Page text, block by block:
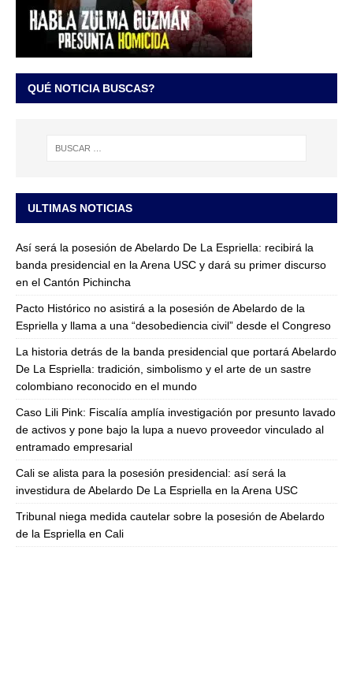
QUÉ NOTICIA BUSCAS?
ULTIMAS NOTICIAS
Así será la posesión de Abelardo De La Espriella: recibirá la
banda presidencial en la Arena USC y dará su primer discurso
en el Cantón Pichincha
Pacto Histórico no asistirá a la posesión de Abelardo de la
Espriella y llama a una “desobediencia civil” desde el Congreso
La historia detrás de la banda presidencial que portará Abelardo
De La Espriella: tradición, simbolismo y el arte de un sastre
colombiano reconocido en el mundo
Caso Lili Pink: Fiscalía amplía investigación por presunto lavado
de activos y pone bajo la lupa a nuevo proveedor vinculado al
entramado empresarial
Cali se alista para la posesión presidencial: así será la
investidura de Abelardo De La Espriella en la Arena USC
Tribunal niega medida cautelar sobre la posesión de Abelardo
de la Espriella en Cali